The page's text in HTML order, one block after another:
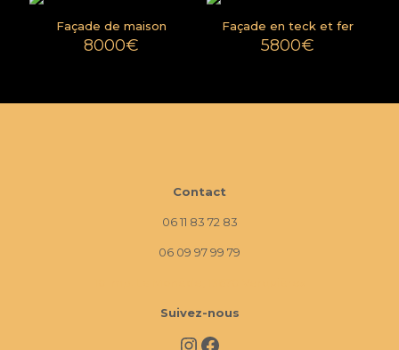
Façade de maison
8000€
Façade en teck et fer
5800€
Contact
06 11 83 72 83
06 09 97 99 79
Suivez-nous
InstagramFacebook